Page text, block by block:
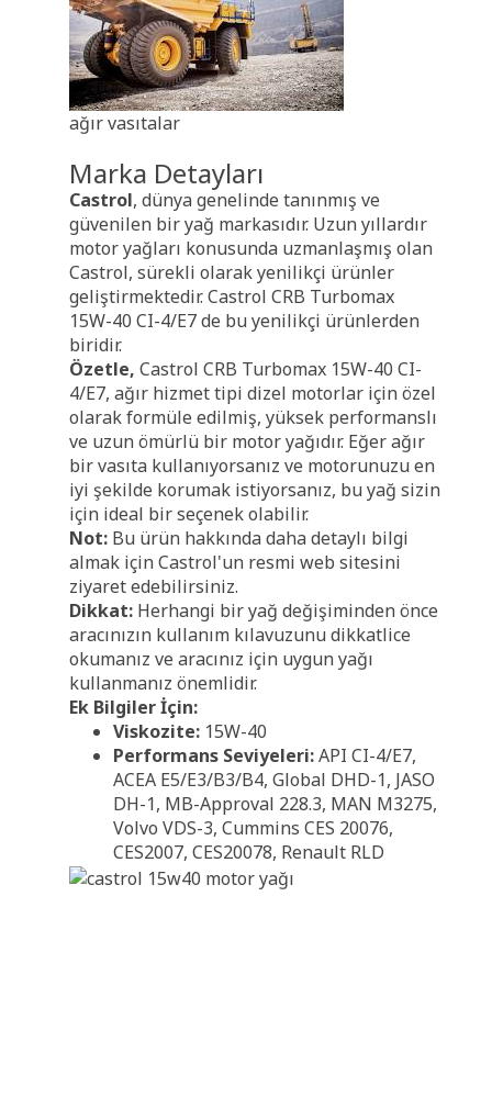
ağır vasıtalar
Marka Detayları
Castrol, dünya genelinde tanınmış ve
güvenilen bir yağ markasıdır. Uzun yıllardır
motor yağları konusunda uzmanlaşmış olan
Castrol, sürekli olarak yenilikçi ürünler
geliştirmektedir. Castrol CRB Turbomax
15W-40 CI-4/E7 de bu yenilikçi ürünlerden
biridir.
Özetle, Castrol CRB Turbomax 15W-40 CI-
4/E7, ağır hizmet tipi dizel motorlar için özel
olarak formüle edilmiş, yüksek performanslı
ve uzun ömürlü bir motor yağıdır. Eğer ağır
bir vasıta kullanıyorsanız ve motorunuzu en
iyi şekilde korumak istiyorsanız, bu yağ sizin
için ideal bir seçenek olabilir.
Not: Bu ürün hakkında daha detaylı bilgi
almak için Castrol'un resmi web sitesini
ziyaret edebilirsiniz.
Dikkat: Herhangi bir yağ değişiminden önce
aracınızın kullanım kılavuzunu dikkatlice
okumanız ve aracınız için uygun yağı
kullanmanız önemlidir.
Ek Bilgiler İçin:
Viskozite: 15W-40
Performans Seviyeleri:API CI-4/E7,
ACEA E5/E3/B3/B4, Global DHD-1, JASO
DH-1, MB-Approval 228.3, MAN M3275,
Volvo VDS-3, Cummins CES 20076,
CES2007, CES20078, Renault RLD